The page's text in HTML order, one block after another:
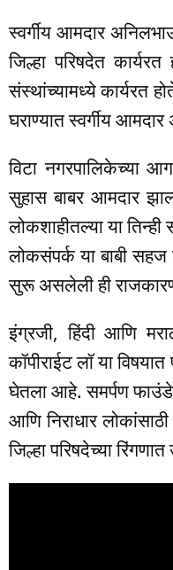
स्वर्गीय आमदार
जिल्हा परिषदेत
संस्थांच्यामध्ये कार्यरत
घराण्यात स्वर्गीय
विटा नगरपालिकेच्या
सुहास बाबर आमदार
लोकशाहीतल्या या
लोकसंपर्क या बाबी सहज
सुरू असलेली ही
इंग्रजी, हिंदी आणि
कॉपीराईट लॉ या
घेतला आहे. समर्पण
आणि निराधार
जिल्हा परिषदेच्या